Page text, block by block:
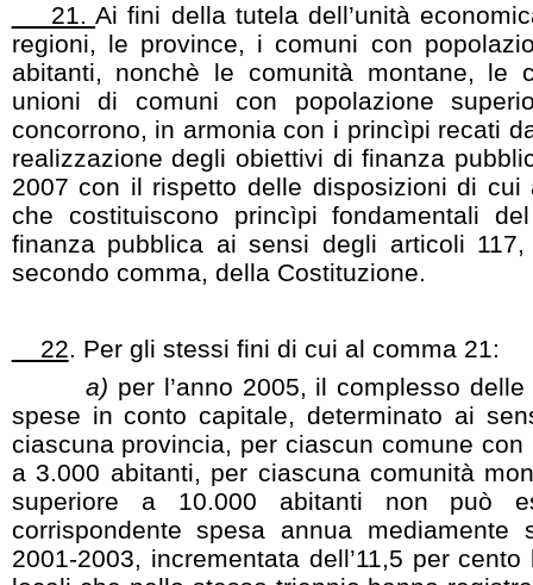
21.Ai fini della tutela dell’unità
regioni, le province, i comuni con
abitanti, nonchè le comunità montane, le
unioni di comuni con popolazione
concorrono, in armonia con i princìpi recati
realizzazione degli obiettivi di finanza
2007 con il rispetto delle disposizioni di
che costituiscono princìpi fondamentali
finanza pubblica ai sensi degli articoli
secondo comma, della Costituzione.
22. Per gli stessi fini di cui al comma 21:
a) per l’anno 2005, il complesso
spese in conto capitale, determinato ai
ciascuna provincia, per ciascun comune
a 3.000 abitanti, per ciascuna comunità
superiore a 10.000 abitanti non può
corrispondente spesa annua mediamente
2001-2003, incrementata dell’11,5 per